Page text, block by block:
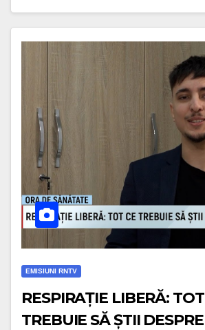
EMISIUNI RNTV
RESPIRAȚIE LIBERĂ:
TREBUIE SĂ ȘTII